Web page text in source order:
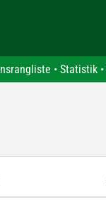
• Statistik•